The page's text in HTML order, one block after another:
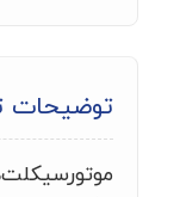
توضیحات